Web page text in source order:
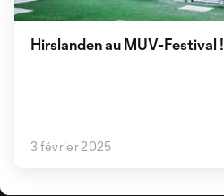
Hirslanden au MUV-Festival !
3 février 2025